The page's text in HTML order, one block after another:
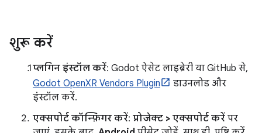
शुरू करें
प्लगिन इंस्टॉल करें: Godot ऐसेट लाइब्रेरी या GitHub से,
Godot OpenXR Vendors Plugin
डाउनलोड और
इंस्टॉल करें.
एक्सपोर्ट कॉन्फ़िगर करें: प्रोजेक्ट > एक्सपोर्ट करें पर